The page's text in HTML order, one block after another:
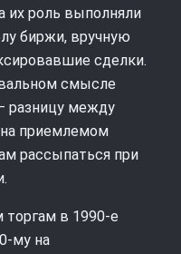
их роль выполняли
биржи, вручную
сделки.
смысле
разницу между
приемлемом
рассыпаться при
в 1990‑е
на